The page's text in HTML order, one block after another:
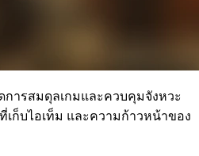
การสมดุลเกมและควบคุมจังหวะ
ก็บไอเท็ม และความก้าวหน้าของ